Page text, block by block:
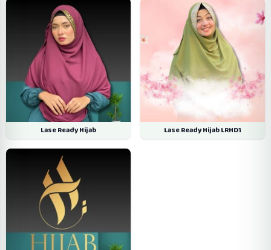
Lase Ready Hijab Lase Ready Hijab LRHD1